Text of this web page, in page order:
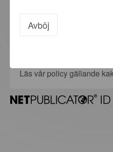
Federerad inloggning
Läs vår policy gällande
Avböj